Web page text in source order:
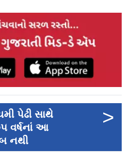
પેઢી સાથે
વર્ષનાં આ
નથી
>